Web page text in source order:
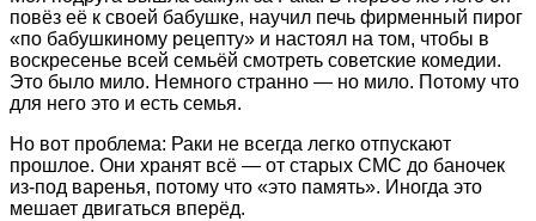
повёз её к своей бабушке, научил печь фирменный пирог
«по бабушкиному рецепту» и настоял на том, чтобы в
воскресенье всей семьёй смотреть советские комедии.
Это было мило. Немного странно — но мило. Потому что
для него это и есть семья.
Но вот проблема: Раки не всегда легко отпускают
прошлое. Они хранят всё — от старых СМС до баночек
из-под варенья, потому что «это память». Иногда это
мешает двигаться вперёд.